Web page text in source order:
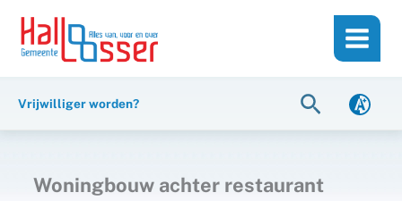
inhoud
naar
Vrijwilliger worden? Zoeken
Woningbouw achter restaurant